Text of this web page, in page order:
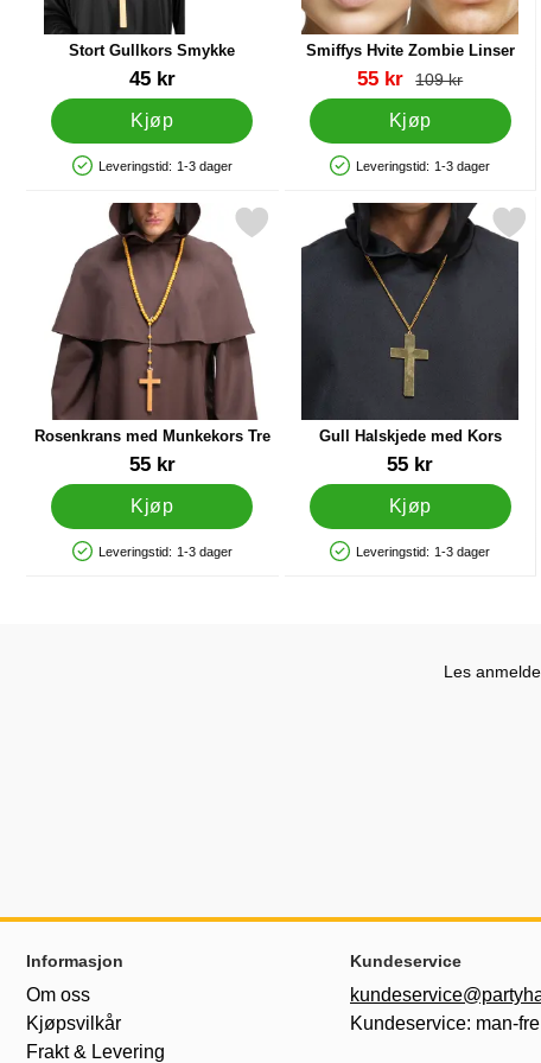
Stort Gullkors Smykke
Varenummer 15429
45 kr
Kjøp
Produkttilgjengelighet: På lager
Leveringstid: 1-3 dager
Smiffys Hvite Zombie Linser
Varenummer 9398
ny pris
55 kr gammel pris
109 kr
Kjøp
Produkttilgjengelighet: På lager
Leveringstid: 1-3 dager
Rosenkrans med Munkekors Tre
Varenummer 88350
55 kr
Kjøp
Produkttilgjengelighet: På lager
Leveringstid: 1-3 dager
Merk rosenkrans med Munkekors Tre som favoritt
Gull Halskjede med Kors
Varenummer 88365
55 kr
Kjøp
Produkttilgjengelighet: På lager
Leveringstid: 1-3 dager
Merk gull Halskjede med
Les
Footer-innhold Blandet informasjon og
Informasjon
Om oss
Kjøpsvilkår
Frakt & Levering
Kundeservice
Kundeservice: man-